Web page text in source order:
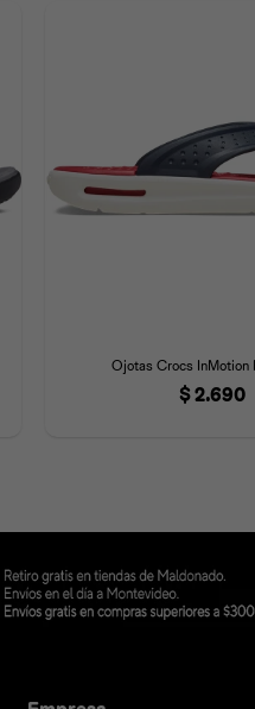
Ojotas Crocs InMotion
$2.690